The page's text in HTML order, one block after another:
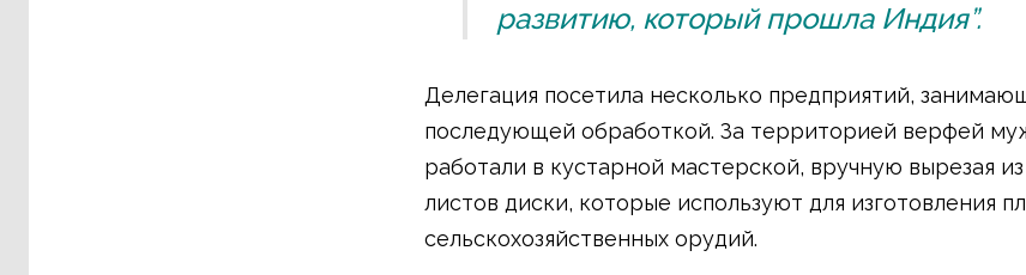
развитию, который прошла Индия”.
Делегация посетила несколько предприятий,
последующей обработкой. За территорией верфей
работали в кустарной мастерской, вручную вырезая
листов диски, которые используют для изготовления
сельскохозяйственных орудий.